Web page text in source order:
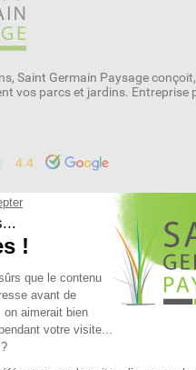
Saint Germain Paysage
vos parcs et jardins. Entreprise
4.4
Martin